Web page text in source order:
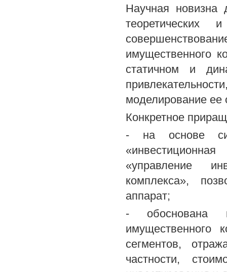
Научная новизна
теоретических
имущественного
статичном и
моделирование ее
Конкретное
- на основе
«управление
комплекса»,
аппарат;
- обоснована
имущественного
сегментов,
частности,